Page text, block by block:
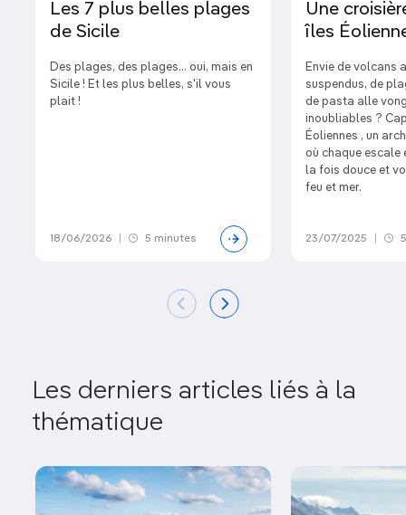
Les 7 plus belles plages
de Sicile
Des plages, des plages... oui, mais en
Sicile ! Et les plus belles, s'il vous
plait !
18/06/2026 5 minutes
Une
îles
Envie de volcans
suspendus, de
de pasta alle
inoubliables ?
Éoliennes , un
où chaque escale
la fois douce et
feu et mer.
23/07/2025
Les derniers articles liés à la
thématique